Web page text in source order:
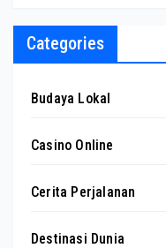
Categories
Budaya Lokal
Casino Online
Cerita Perjalanan
Destinasi Dunia